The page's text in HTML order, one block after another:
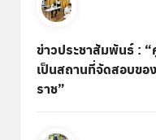
ข่าวประชาสัมพันธ์ :
เป็นสถานที่จัดสอบขอ
ราช”